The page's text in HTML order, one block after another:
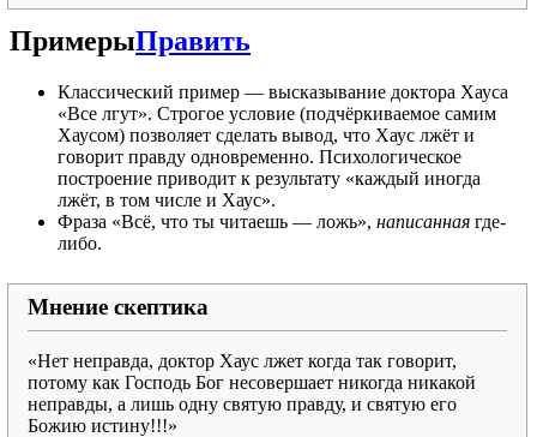
ПримерыПравить
Классический пример — высказывание доктора Хауса
«Все лгут». Строгое условие (подчёркиваемое самим
Хаусом) позволяет сделать вывод, что Хаус лжёт и
говорит правду одновременно. Психологическое
построение приводит к результату «каждый иногда
лжёт, в том числе и Хаус».
Фраза «Всё, что ты читаешь — ложь», написанная где-
либо.
Мнение скептика
«Нет неправда, доктор Хаус лжет когда так говорит,
потому как Господь Бог несовершает никогда никакой
неправды, а лишь одну святую правду, и святую его
Божию истину!!!»